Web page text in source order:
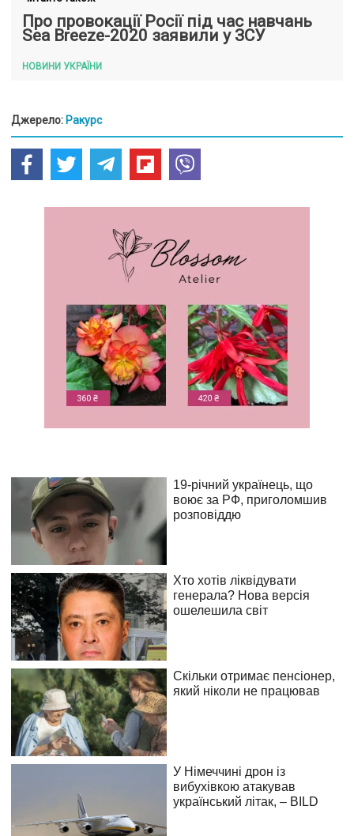
Про провокації Росії під час навчань
Sea Breeze-2020 заявили у ЗСУ
НОВИНИ УКРАЇНИ
Джерело: Ракурс